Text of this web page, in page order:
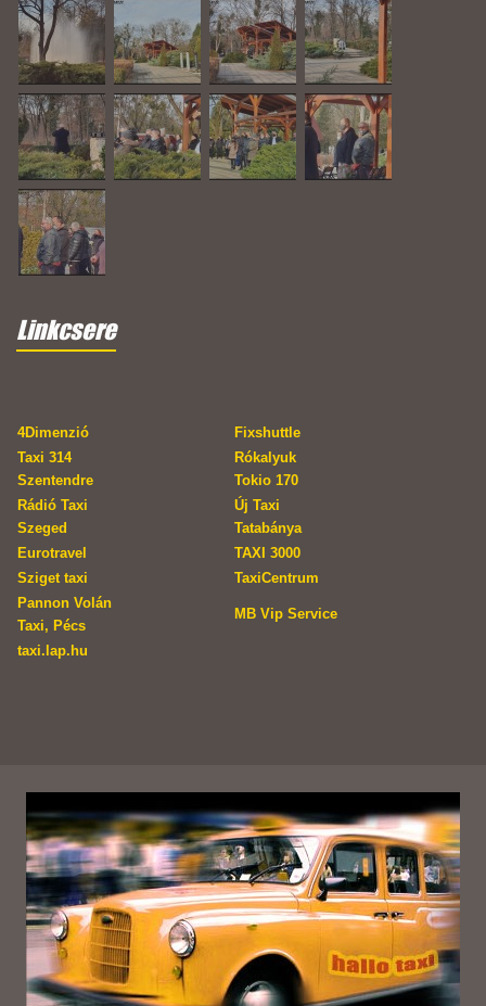
Linkcsere
4Dimenzió
Fixshuttle
Taxi 314
Szentendre
Rókalyuk
Tokio 170
Rádió Taxi
Szeged
Új Taxi
Tatabánya
Eurotravel
TAXI 3000
Sziget taxi
TaxiCentrum
Pannon Volán
Taxi, Pécs
MB Vip Service
taxi.lap.hu